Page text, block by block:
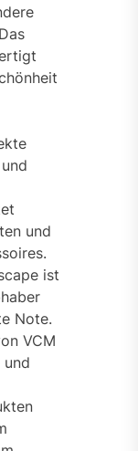
und
ist
Note.
VCM